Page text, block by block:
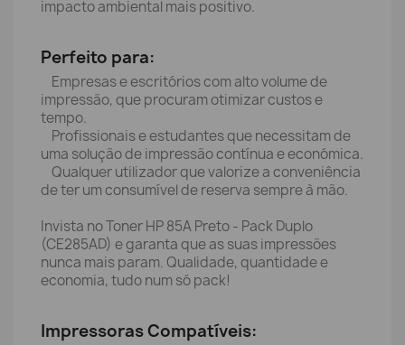
impacto ambiental mais positivo.
Perfeito para:
Empresas e escritórios com alto volume de
impressão, que procuram otimizar custos e
tempo.
Profissionais e estudantes que necessitam de
uma solução de impressão contínua e económica.
Qualquer utilizador que valorize a conveniência
de ter um consumível de reserva sempre à mão.
Invista no Toner HP 85A Preto - Pack Duplo
(CE285AD) e garanta que as suas impressões
nunca mais param. Qualidade, quantidade e
economia, tudo num só pack!
Impressoras Compatíveis: